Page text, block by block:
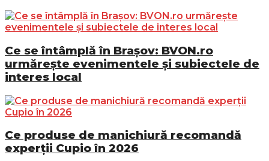
Ce se întâmplă în Brașov: BVON.ro
urmărește evenimentele și subiectele de
interes local
Ce produse de manichiură recomandă
experții Cupio în 2026